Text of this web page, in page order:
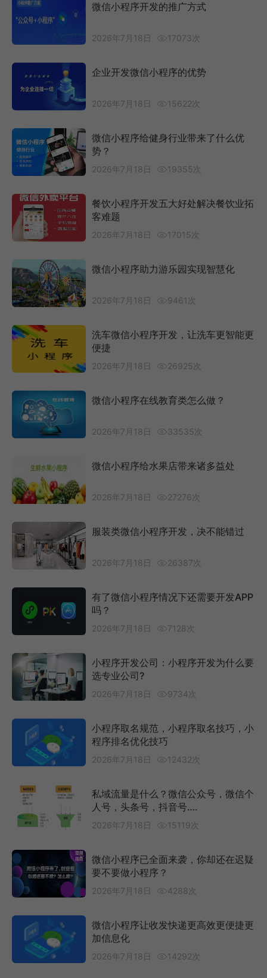
微信小程序开发的推广方式
2026年7月18日 17073次
企业开发微信小程序的优势
2026年7月18日 15622次
微信小程序给健身行业带来了什么优
势？
2026年7月18日 19355次
餐饮小程序开发五大好处解决餐饮业拓
客难题
2026年7月18日 17015次
微信小程序助力游乐园实现智慧化
2026年7月18日 9461次
洗车微信小程序开发，让洗车更智能更
便捷
2026年7月18日 26925次
微信小程序在线教育类怎么做？
2026年7月18日 33535次
微信小程序给水果店带来诸多益处
2026年7月18日 27276次
服装类微信小程序开发，决不能错过
2026年7月18日 26387次
有了微信小程序情况下还需要开发APP
吗？
2026年7月18日 7128次
小程序开发公司：小程序开发为什么要
选专业公司?
2026年7月18日 9734次
小程序取名规范，小程序取名技巧，小
程序排名优化技巧
2026年7月18日 12432次
私域流量是什么？微信公众号，微信个
人号，头条号，抖音号….
2026年7月18日 15119次
微信小程序已全面来袭，你却还在迟疑
要不要做小程序？
2026年7月18日 4288次
微信小程序让收发快递更高效更便捷更
加信息化
2026年7月18日 14292次